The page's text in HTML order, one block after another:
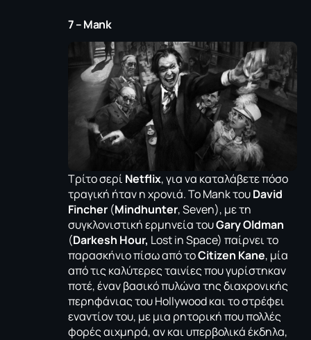
7 – Mank
Tρίτο σερί Netflix, για να καταλάβετε πόσο
τραγική ήταν η χρονιά. To Mank τουDavid
Fincher (Μindhunter, Seven), με τη
συγκλονιστική ερμηνεία τουGary Oldman
(Darkesh Hour, Lost in Space) παίρνει το
παρασκήνιο πίσω από τοCitizen Kane, μία
από τις καλύτερες ταινίες που γυρίστηκαν
ποτέ, έναν βασικό πυλώνα της διαχρονικής
περηφάνιας του Hollywood και το στρέφει
εναντίον του, με μια ρητορική που πολλές
φορές αιχμηρά, αν και υπερβολικά έκδηλα,